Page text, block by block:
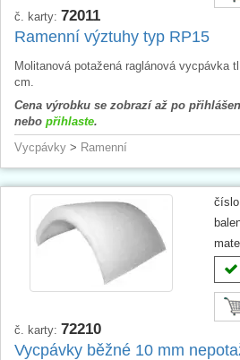
č. karty: 72011
Ramenní výztuhy typ RP15
Molitanová potažená raglánová vycpávka
cm.
Cena výrobku se zobrazí až po
nebo přihlaste.
Vycpávky > Ramenní
č. karty: 72210
Vycpávky běžné 10 mm